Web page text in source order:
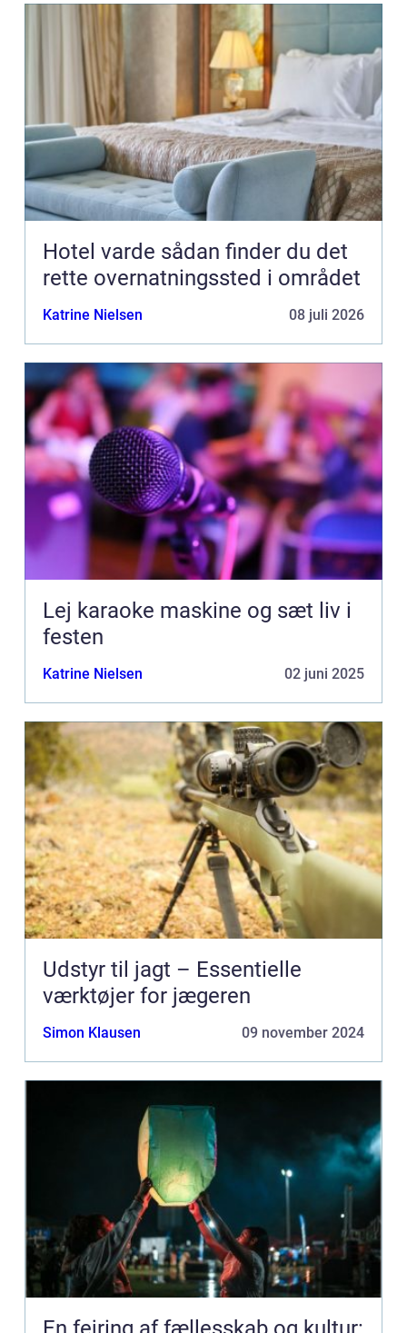
Hotel varde sådan finder du det
rette overnatningssted i området
Katrine Nielsen 08 juli 2026
Lej karaoke maskine og sæt liv i
festen
Katrine Nielsen 02 juni 2025
Udstyr til jagt – Essentielle
værktøjer for jægeren
Simon Klausen 09 november 2024